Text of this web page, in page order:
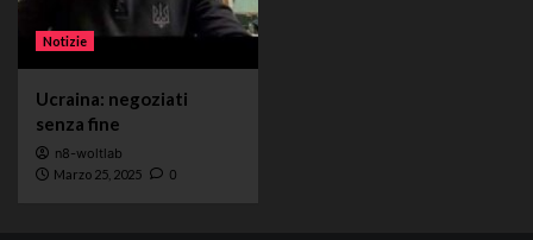
Notizie
Ucraina: negoziati
senza fine
n8-woltlab
Marzo 25, 2025 0